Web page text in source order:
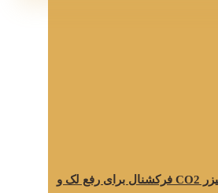
تفاوت لیزر کیوسوئیچ و لیزر CO2 فرکشنال برای رفع لک و